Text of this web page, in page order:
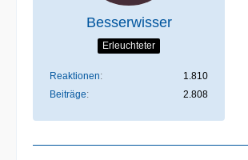
Besserwisser
Erleuchteter
Reaktionen
1.810
Beiträge
2.808